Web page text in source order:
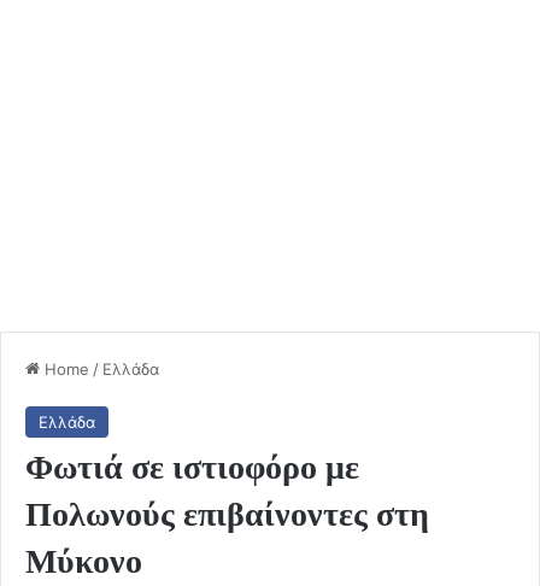
Home / Ελλάδα
Ελλάδα
Φωτιά σε ιστιοφόρο με
Πολωνούς επιβαίνοντες στη
Μύκονο